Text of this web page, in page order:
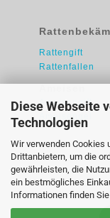
Diese Webseite
Technologien
Wir verwenden Cookies
Drittanbietern, um die
gewährleisten, die
ein bestmögliches
Informationen finden
Rattengift
Rattenfallen
Ameisengift
Ameisengel